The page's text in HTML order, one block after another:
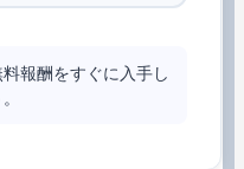
報酬をすぐに入手し